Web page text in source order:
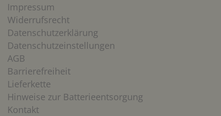
Impressum
Widerrufsrecht
Datenschutzerklärung
Datenschutzeinstellungen
AGB
Barrierefreiheit
Lieferkette
Hinweise zur Batterieentsorgung
Kontakt